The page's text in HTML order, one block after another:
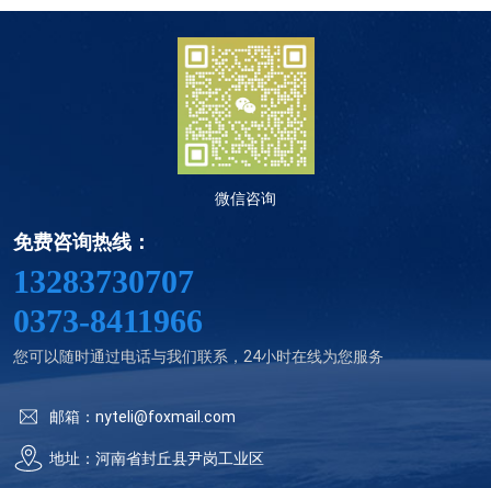
微信咨询
免费咨询热线：
13283730707
0373-8411966
您可以随时通过电话与我们联系，24小时在线为您服务
邮箱：nyteli@foxmail.com
地址：河南省封丘县尹岗工业区